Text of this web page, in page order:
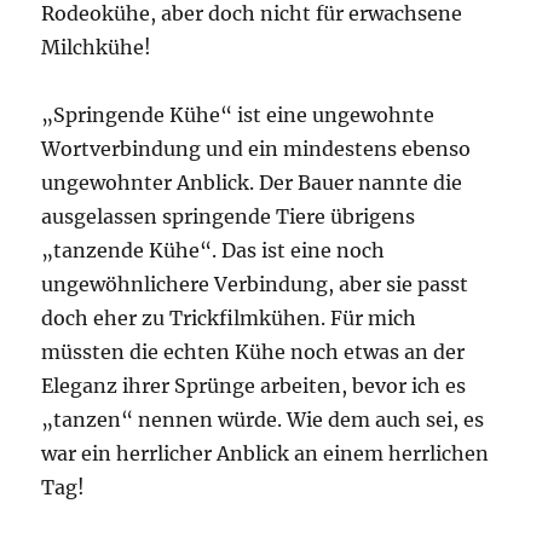
Rodeokühe, aber doch nicht für erwachsene
Milchkühe!
„Springende Kühe“ ist eine ungewohnte
Wortverbindung und ein mindestens ebenso
ungewohnter Anblick. Der Bauer nannte die
ausgelassen springende Tiere übrigens
„tanzende Kühe“. Das ist eine noch
ungewöhnlichere Verbindung, aber sie passt
doch eher zu Trickfilmkühen. Für mich
müssten die echten Kühe noch etwas an der
Eleganz ihrer Sprünge arbeiten, bevor ich es
„tanzen“ nennen würde. Wie dem auch sei, es
war ein herrlicher Anblick an einem herrlichen
Tag!